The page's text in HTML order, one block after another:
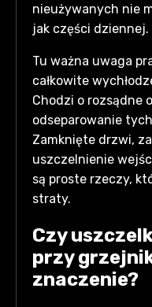
nieużywanych nie
jak części dziennej.
Tu ważna uwaga
całkowite
Chodzi o rozsądne
odseparowanie
Zamknięte drzwi,
uszczelnienie
są proste rzeczy,
straty.
Czy
przy
znaczenie?